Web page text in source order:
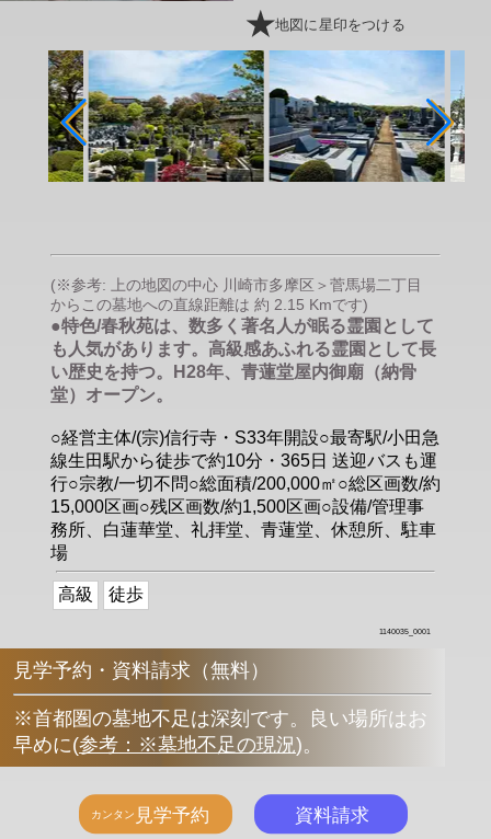
地図に星印をつける
(※参考: 上の地図の中心 川崎市多摩区＞菅馬場二丁目
からこの墓地への直線距離は 約 2.15 Kmです)
●特色/春秋苑は、数多く著名人が眠る霊園として
も人気があります。高級感あふれる霊園として長
い歴史を持つ。H28年、青蓮堂屋内御廟（納骨
堂）オープン。
○経営主体/(宗)信行寺・S33年開設○最寄駅/小田急
線生田駅から徒歩で約10分・365日 送迎バスも運
行○宗教/一切不問○総面積/200,000㎡○総区画数/約
15,000区画○残区画数/約1,500区画○設備/管理事
務所、白蓮華堂、礼拝堂、青蓮堂、休憩所、駐車
場
高級 徒歩
1140035_0001
見学予約・資料請求（無料）
※首都圏の墓地不足は深刻です。良い場所はお
早めに(参考：※墓地不足の現況)。